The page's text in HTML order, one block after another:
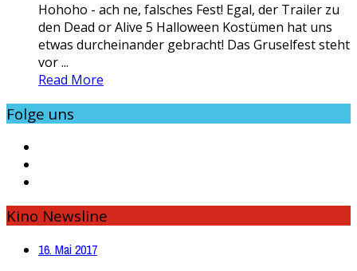
Hohoho - ach ne, falsches Fest! Egal, der Trailer zu
den Dead or Alive 5 Halloween Kostümen hat uns
etwas durcheinander gebracht! Das Gruselfest steht
vor ...
Read More
Folge uns
Kino Newsline
16. Mai 2017